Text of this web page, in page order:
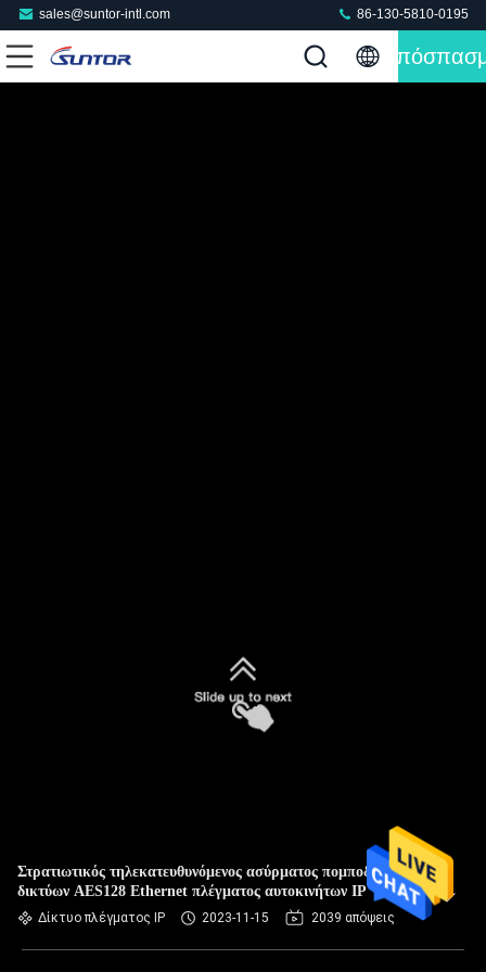
sales@suntor-intl.com 86-130-5810-0195
Στρατιωτικός τηλεκατευθυνόμενος ασύρματος πομποδέκτης
δικτύων AES128 Ethernet πλέγματος αυτοκινήτων IP
Δίκτυο πλέγματος IP 2023-11-15 2039 απόψεις